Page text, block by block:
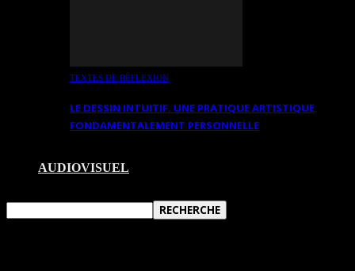
TEXTES DE RÉFLEXION
LE DESSIN INTUITIF. UNE PRATIQUE ARTISTIQUE
FONDAMENTALEMENT PERSONNELLE
AUDIOVISUEL